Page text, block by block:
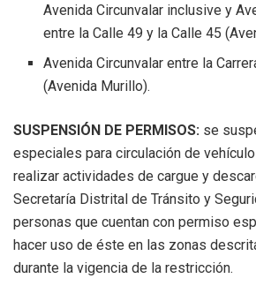
Avenida Circunvalar inclusive y
entre la Calle 49 y la Calle 45
Avenida Circunvalar entre la
(Avenida Murillo).
SUSPENSIÓN DE PERMISOS: se
especiales para circulación de
realizar actividades de cargue y
Secretaría Distrital de Tránsito y
personas que cuentan con permiso
hacer uso de éste en las zonas
durante la vigencia de la restricción.